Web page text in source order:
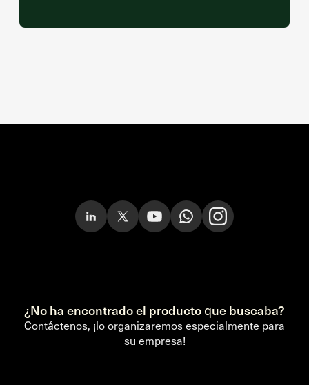
¿No ha encontrado el producto que buscaba?
Contáctenos, ¡lo organizaremos especialmente para
su empresa!